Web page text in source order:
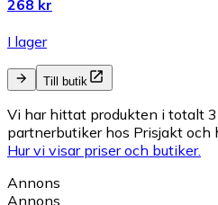
268 kr
I lager
Till butik
Vi har hittat produkten i totalt
partnerbutiker hos Prisjakt
Hur vi visar priser och butiker.
Annons
Annons